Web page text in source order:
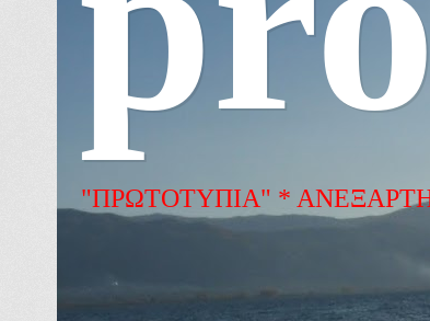
"ΠΡΩΤΟΤΥΠΙΑ" *